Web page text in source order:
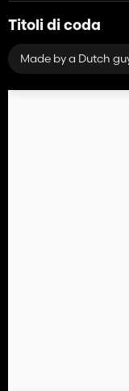
Titoli di coda
Made by a Dutch